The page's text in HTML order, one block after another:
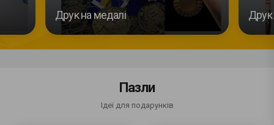
Друк на медалі Друк
Пазли
Ідеї для подарунків